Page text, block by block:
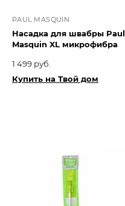
PAUL MASQUIN
Насадка для швабры Paul
Masquin XL микрофибра
1 499 руб.
Купить на Твой дом